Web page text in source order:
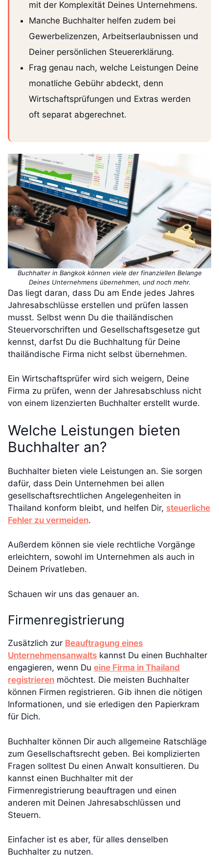
mit der Komplexität Deines Unternehmens.
Manche Buchhalter helfen zudem bei
Gewerbelizenzen, Arbeitserlaubnissen und
Deiner persönlichen Steuererklärung.
Frag genau nach, welche Leistungen Deine
monatliche Gebühr abdeckt, denn
Wirtschaftsprüfungen und Extras werden
oft separat abgerechnet.
Buchhalter in Bangkok können viele der finanziellen Belange
Deines Unternehmens übernehmen, und noch mehr.
Das liegt daran, dass Du am Ende jedes Jahres
Jahresabschlüsse erstellen und prüfen lassen
musst. Selbst wenn Du die thailändischen
Steuervorschriften und Gesellschaftsgesetze gut
kennst, darfst Du die Buchhaltung für Deine
thailändische Firma nicht selbst übernehmen.
Ein Wirtschaftsprüfer wird sich weigern, Deine
Firma zu prüfen, wenn der Jahresabschluss nicht
von einem lizenzierten Buchhalter erstellt wurde.
Welche Leistungen bieten
Buchhalter an?
Buchhalter bieten viele Leistungen an. Sie sorgen
dafür, dass Dein Unternehmen bei allen
gesellschaftsrechtlichen Angelegenheiten in
Thailand konform bleibt, und helfen Dir, steuerliche
Fehler zu vermeiden.
Außerdem können sie viele rechtliche Vorgänge
erleichtern, sowohl im Unternehmen als auch in
Deinem Privatleben.
Schauen wir uns das genauer an.
Firmenregistrierung
Zusätzlich zur Beauftragung eines
Unternehmensanwalts kannst Du einen Buchhalter
engagieren, wenn Du eine Firma in Thailand
registrieren möchtest. Die meisten Buchhalter
können Firmen registrieren. Gib ihnen die nötigen
Informationen, und sie erledigen den Papierkram
für Dich.
Buchhalter können Dir auch allgemeine Ratschläge
zum Gesellschaftsrecht geben. Bei komplizierten
Fragen solltest Du einen Anwalt konsultieren. Du
kannst einen Buchhalter mit der
Firmenregistrierung beauftragen und einen
anderen mit Deinen Jahresabschlüssen und
Steuern.
Einfacher ist es aber, für alles denselben
Buchhalter zu nutzen.